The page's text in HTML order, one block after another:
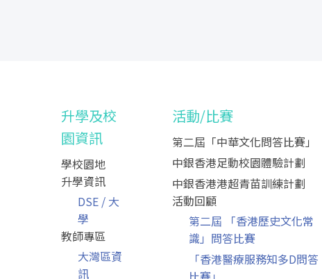
升學及校
園資訊
學校園地
升學資訊
DSE / 大
學
教師專區
大灣區資
訊
活動/比賽
第二屆「中華文化問答比賽」
中銀香港足動校園體驗計劃
中銀香港港超青苗訓練計劃
活動回顧
第二屆 「香港歷史文化常
識」問答比賽
「香港醫療服務知多D問答